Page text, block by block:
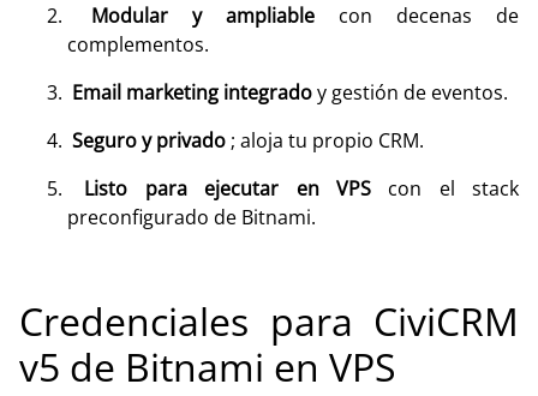
Modular y ampliable con decenas de
complementos.
Email marketing integradoy gestión de eventos.
Seguro y privado ; aloja tu propio CRM.
Listo para ejecutar en VPScon el stack
preconfigurado de Bitnami.
Credenciales para CiviCRM
v5 de Bitnami en VPS